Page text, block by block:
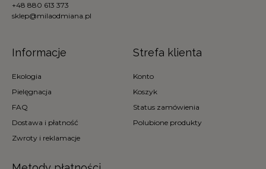
+48 880 613 373
sklep@milaodmiana.pl
Informacje
Ekologia
Pielęgnacja
FAQ
Dostawa i płatność
Zwroty i reklamacje
Strefa klienta
Konto
Koszyk
Status zamówienia
Polubione produkty